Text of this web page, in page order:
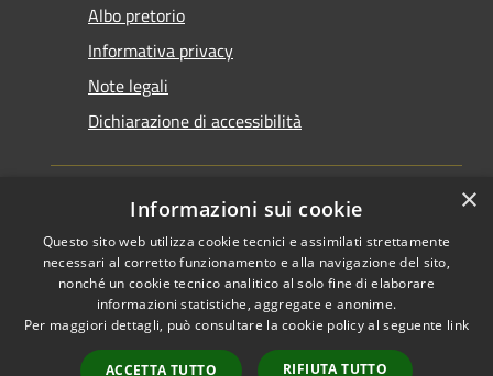
Albo pretorio
Informativa privacy
Note legali
Dichiarazione di accessibilità
RSS
Accessibilità
Cookie
Mappa del sito
Copyright © 2026 • Comune di
Santarcangelo di Romagna •
Powered byMunicipium
Accesso redazione
×
Informazioni sui cookie
Questo sito web utilizza cookie tecnici e assimilati strettamente
necessari al corretto funzionamento e alla navigazione del sito,
nonché un cookie tecnico analitico al solo fine di elaborare
informazioni statistiche, aggregate e anonime.
Per maggiori dettagli, può consultare la cookie policy al seguente link
ACCETTA TUTTO RIFIUTA TUTTO